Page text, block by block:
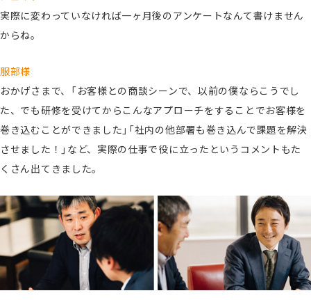
実際に変わっていなければ一ヶ月後のアンケートなんて書けません
からね。
服部様
おかげさまで、「お客様との商談シーンで、以前の僕ならこうでし
た、でも研修を受けてからこんなアプローチをすることでお客様を
巻き込むことができました」「社内の他部署も巻き込んで課題を解決
させました！」など、実際の仕事で役に立ったというコメントもた
くさん出てきました。